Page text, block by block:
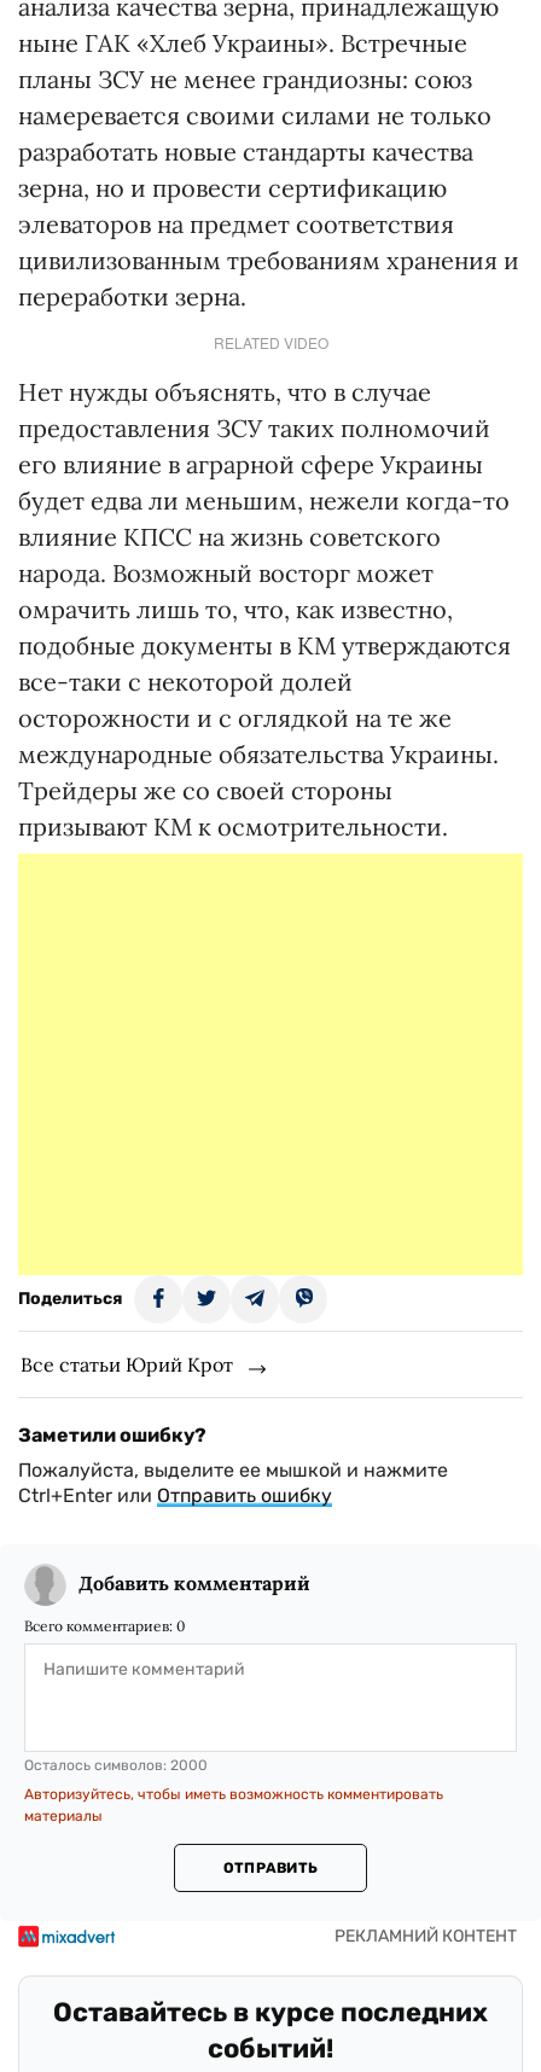
анализа качества зерна, принадлежащую
ныне ГАК «Хлеб Украины». Встречные
планы ЗСУ не менее грандиозны: союз
намеревается своими силами не только
разработать новые стандарты качества
зерна, но и провести сертификацию
элеваторов на предмет соответствия
цивилизованным требованиям хранения и
переработки зерна.
RELATED VIDEO
Нет нужды объяснять, что в случае
предоставления ЗСУ таких полномочий
его влияние в аграрной сфере Украины
будет едва ли меньшим, нежели когда-то
влияние КПСС на жизнь советского
народа. Возможный восторг может
омрачить лишь то, что, как известно,
подобные документы в КМ утверждаются
все-таки с некоторой долей
осторожности и с оглядкой на те же
международные обязательства Украины.
Трейдеры же со своей стороны
призывают КМ к осмотрительности.
Поделиться
Все статьи Юрий Крот
Заметили ошибку?
Пожалуйста, выделите ее мышкой и нажмите
Ctrl+Enter или Отправить ошибку
Добавить комментарий
Всего комментариев: 0
Осталось символов: 2000
Авторизуйтесь, чтобы иметь возможность комментировать
материалы
ОТПРАВИТЬ
Оставайтесь в курсе последних
событий!